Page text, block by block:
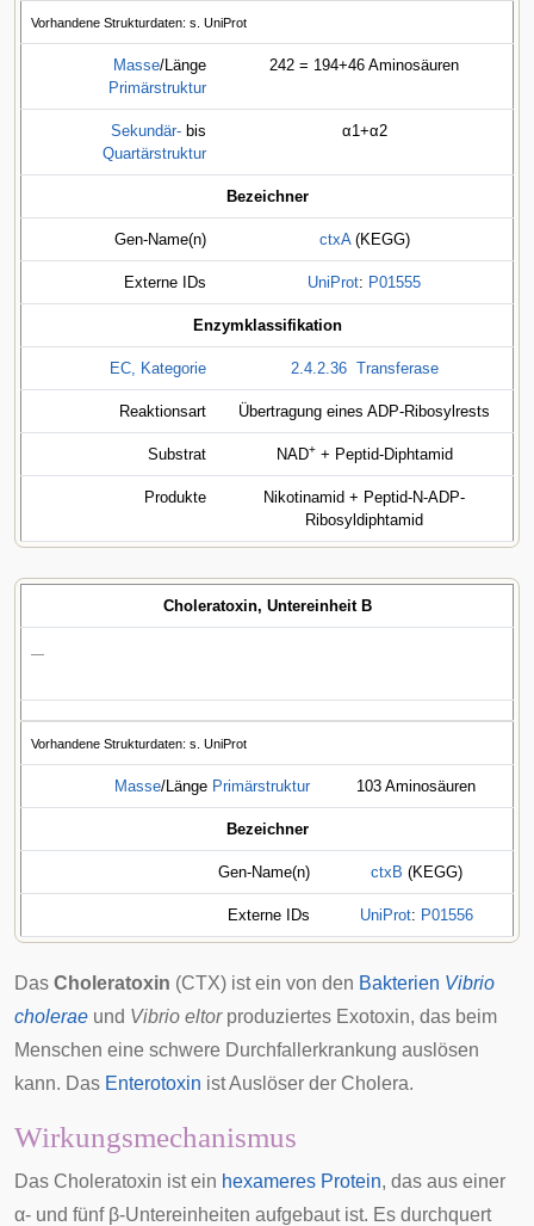
Vorhandene Strukturdaten: s. UniProt
Masse/Länge
Primärstruktur
242 = 194+46 Aminosäuren
Sekundär- bis
Quartärstruktur
α1+α2
Bezeichner
Gen-Name(n) ctxA(KEGG)
Externe IDs UniProt: P01555
Enzymklassifikation
EC, Kategorie 2.4.2.36 Transferase
Reaktionsart Übertragung eines ADP-Ribosylrests
Substrat NAD++ Peptid-Diphtamid
Produkte
Nikotinamid + Peptid-N-ADP-
Ribosyldiphtamid
Choleratoxin, Untereinheit B
—
Vorhandene Strukturdaten: s. UniProt
Masse/Länge Primärstruktur 103 Aminosäuren
Bezeichner
Gen-Name(n) ctxB (KEGG)
Externe IDs UniProt: P01556
Das Choleratoxin (CTX) ist ein von den Bakterien Vibrio
cholerae und Vibrio eltorproduziertes Exotoxin, das beim
Menschen eine schwere Durchfallerkrankung auslösen
kann. Das Enterotoxin ist Auslöser der Cholera.
Wirkungsmechanismus
Das Choleratoxin ist ein hexameres Protein, das aus einer
α- und fünf β-Untereinheiten aufgebaut ist. Es durchquert